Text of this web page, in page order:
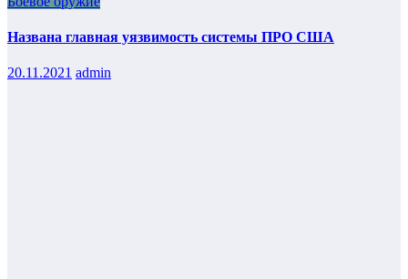
Названа главная уязвимость системы ПРО США
20.11.2021 admin